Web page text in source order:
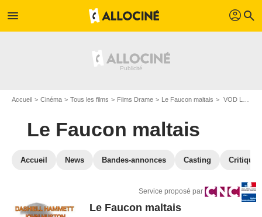
menu profil search
Accueil Cinéma Tous les films Films Drame Le Faucon maltais VOD Le Faucon maltais
Le Faucon maltais
Accueil News Bandes-annonces Casting
Service proposé par
Le Faucon maltais